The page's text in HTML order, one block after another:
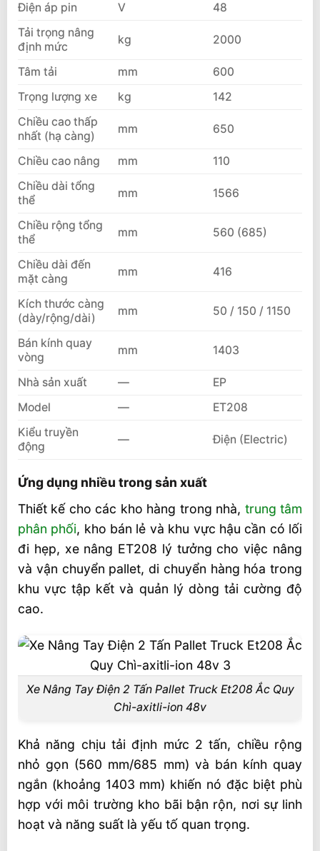
Điện áp pin V
48
Tải trọng nâng
định mức
kg 2000
Tâm tải mm
600
Trọng lượng xe
kg
142
Chiều cao thấp
nhất (hạ càng)
mm 650
Chiều cao nâng mm
110
Chiều dài tổng
thể
mm 1566
Chiều rộng tổng
thể
mm 560 (685)
Chiều dài đến
mặt càng
mm 416
Kích thước càng
(dày/rộng/dài)
mm 50 / 150 / 1150
Bán kính quay
vòng
mm 1403
Nhà sản xuất —
EP
Model
—
ET208
Kiểu truyền
động
— Điện (Electric)
Ứng dụng nhiều trong sản xuất
Thiết kế cho các kho hàng trong nhà, trung tâm
phân phối, kho bán lẻ và khu vực hậu cần có lối
đi hẹp, xe nâng ET208 lý tưởng cho việc nâng
và vận chuyển pallet, di chuyển hàng hóa trong
khu vực tập kết và quản lý dòng tải cường độ
cao.
Xe Nâng Tay Điện 2 Tấn Pallet Truck Et208 Ắc Quy
Chì-axitli-ion 48v
Khả năng chịu tải định mức 2 tấn, chiều rộng
nhỏ gọn (560 mm/685 mm) và bán kính quay
ngắn (khoảng 1403 mm) khiến nó đặc biệt phù
hợp với môi trường kho bãi bận rộn, nơi sự linh
hoạt và năng suất là yếu tố quan trọng.